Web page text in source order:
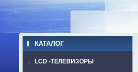
КАТАЛОГ
LCD -ТЕЛЕВИЗОРЫ